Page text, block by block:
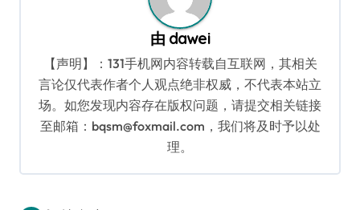
由 dawei
【声明】：131手机网内容转载自互联网，其相关
言论仅代表作者个人观点绝非权威，不代表本站立
场。如您发现内容存在版权问题，请提交相关链接
至邮箱：bqsm@foxmail.com，我们将及时予以处
理。